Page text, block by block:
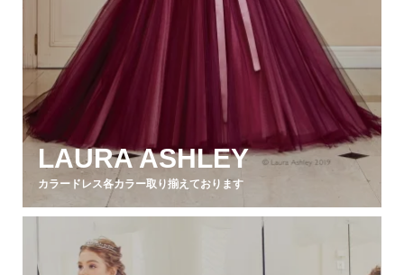
LAURA ASHLEY
カラードレス各カラー取り揃えております